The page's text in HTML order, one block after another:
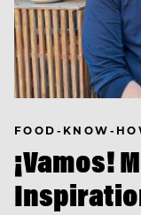
FOOD-KNOW-
¡Vamos!